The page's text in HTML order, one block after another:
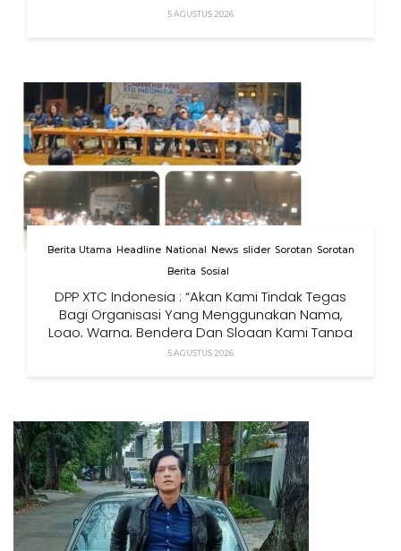
5 AGUSTUS 2026
Berita Utama Headline National News slider Sorotan Sorotan
Berita Sosial
DPP XTC Indonesia : “Akan Kami Tindak Tegas
Bagi Organisasi Yang Menggunakan Nama,
Logo, Warna, Bendera Dan Slogan Kami Tanpa
Izin”
5 AGUSTUS 2026